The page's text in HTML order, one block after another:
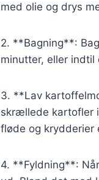
med olie og drys
2. **Bagning**:
minutter, eller
3. **Lav
skrællede kartofler
fløde og krydderier
4. **Fyldning**: